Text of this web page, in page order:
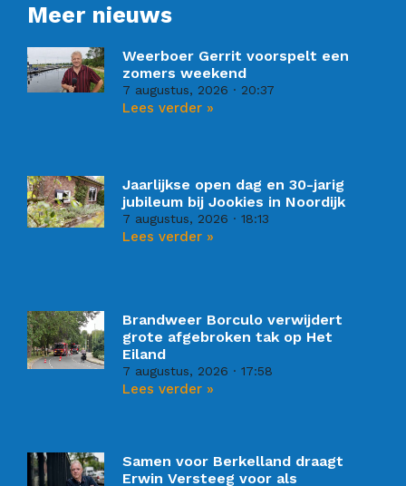
Meer nieuws
Weerboer Gerrit voorspelt een
zomers weekend
7 augustus, 2026 20:37
Lees verder »
Jaarlijkse open dag en 30-jarig
jubileum bij Jookies in Noordijk
7 augustus, 2026 18:13
Lees verder »
Brandweer Borculo verwijdert
grote afgebroken tak op Het
Eiland
7 augustus, 2026 17:58
Lees verder »
Samen voor Berkelland draagt
Erwin Versteeg voor als